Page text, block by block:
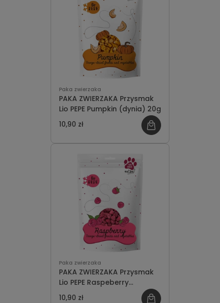
Paka zwierzaka
PAKA ZWIERZAKA Przysmak
Lio PEPE Pumpkin (dynia) 20g
10,90 zł
Paka zwierzaka
PAKA ZWIERZAKA Przysmak
Lio PEPE Raspeberry
(malina) 15g
10,90 zł